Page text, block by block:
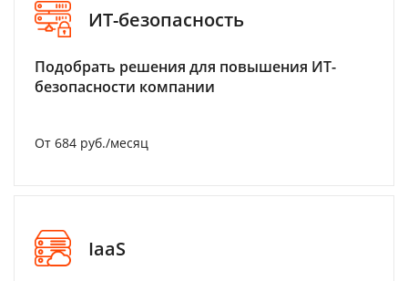
ИТ-безопасность
Подобрать решения для повышения ИТ-
безопасности компании
От 684 руб./месяц
IaaS